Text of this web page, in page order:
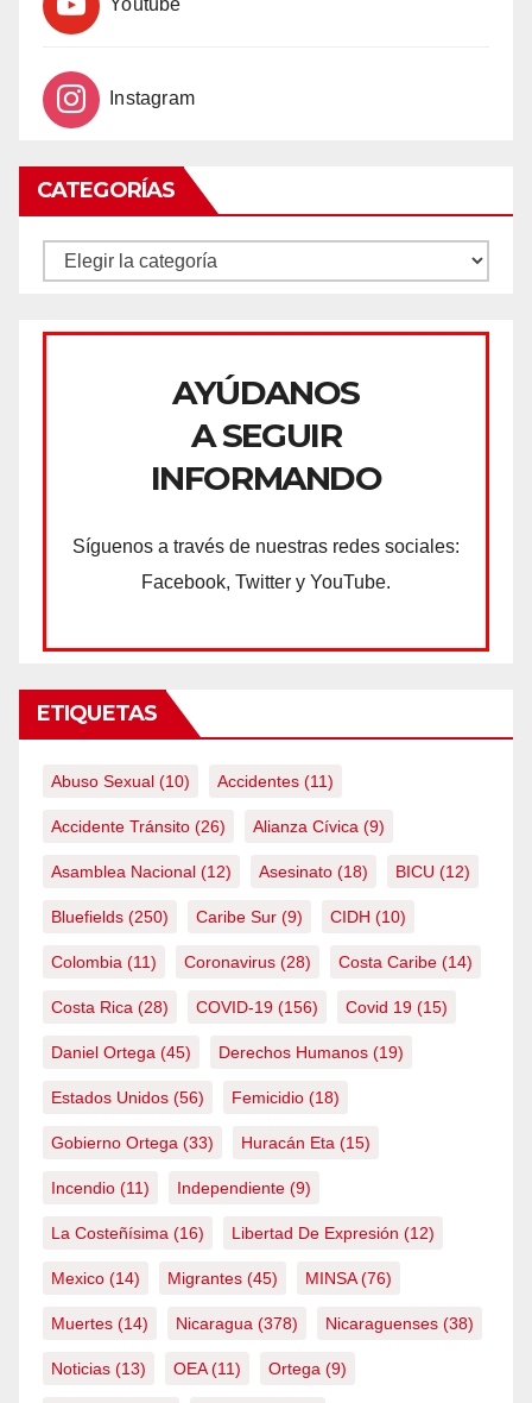
Youtube
Instagram
CATEGORÍAS
CATEGORÍAS
AYÚDANOS
A SEGUIR
INFORMANDO
Síguenos a través de nuestras redes sociales:
Facebook, Twitter y YouTube.
ETIQUETAS
Abuso Sexual (10) Accidentes (11)
Accidente Tránsito (26) Alianza Cívica (9)
Asamblea Nacional (12) Asesinato (18) BICU (12)
Bluefields (250) Caribe Sur (9) CIDH (10)
Colombia (11) Coronavirus (28) Costa Caribe (14)
Costa Rica (28) COVID-19 (156) Covid 19 (15)
Daniel Ortega (45) Derechos Humanos (19)
Estados Unidos (56) Femicidio (18)
Gobierno Ortega (33) Huracán Eta (15)
Incendio (11) Independiente (9)
La Costeñísima (16) Libertad De Expresión (12)
Mexico (14) Migrantes (45) MINSA(76)
Muertes (14) Nicaragua (378) Nicaraguenses (38)
Noticias (13) OEA(11) Ortega (9)